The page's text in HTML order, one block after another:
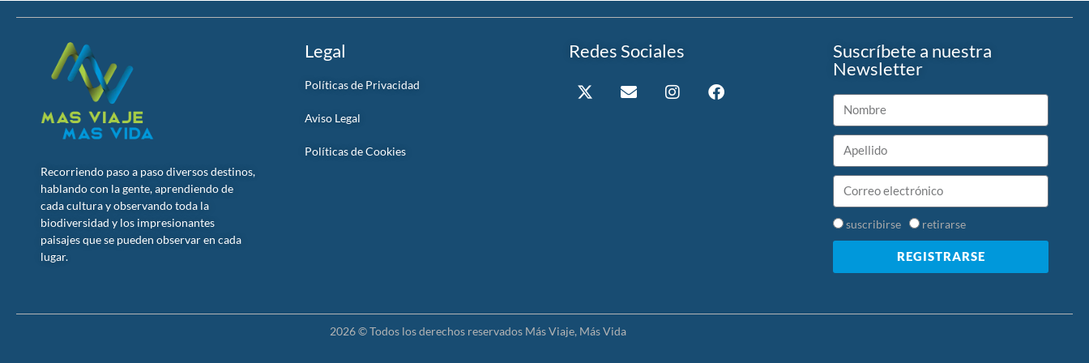
Recorriendo paso a paso diversos destinos,
hablando con la gente, aprendiendo de
cada cultura y observando toda la
biodiversidad y los impresionantes
paisajes que se pueden observar en cada
lugar.
Legal
Políticas de Privacidad
Aviso Legal
Políticas de Cookies
Redes Sociales
Suscríbete a nuestra
Newsletter
suscribirse retirarse
REGISTRARSE
2026 © Todos los derechos reservados Más Viaje, Más Vida